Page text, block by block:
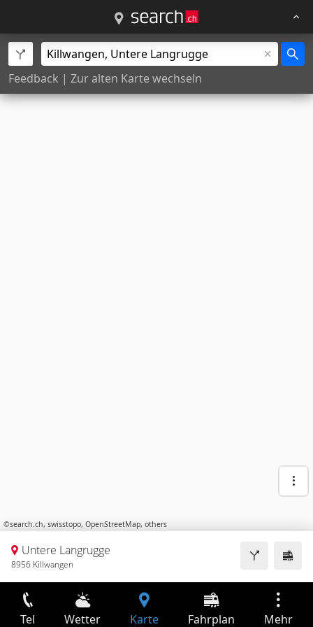
Feedback | Zur alten Karte wechseln
©search.ch, swisstopo, OpenStreetMap, others
Untere Langrugge
8956 Killwangen
Tel Wetter Karte Fahrplan Mehr